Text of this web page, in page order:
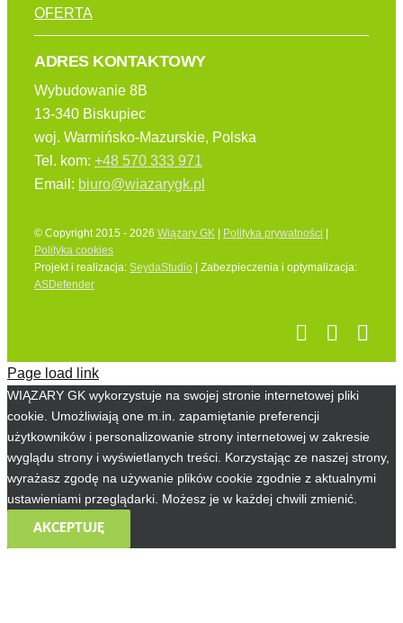
OFERTA
ADRES KONTAKTOWY
Wybudowanie 8B
13-340 Biskupiec
woj. Warmińsko-Mazurskie, Polska
Tel. kom: +48 570 333 971
Email: biuro@wiazarygk.pl
© Copyright 2015 - 2026 Wiązary GK| Polityka prywatności
Polityka cookies
Projekt i realizacja: SeydaStudio| Zabezpieczenia i optymalizacja:
ASDefender
Page load link
WIĄZARY GK wykorzystuje na swojej stronie internetowej pliki
cookie. Umożliwiają one m.in. zapamiętanie preferencji
użytkowników i personalizowanie strony internetowej w zakresie
wyglądu strony i wyświetlanych treści. Korzystając ze naszej strony,
wyrażasz zgodę na używanie plików cookie zgodnie z aktualnymi
ustawieniami przeglądarki. Możesz je w każdej chwili zmienić.
AKCEPTUJĘ